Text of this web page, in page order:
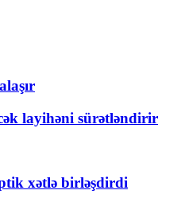
layihəni sürətləndirir
xətlə birləşdirdi